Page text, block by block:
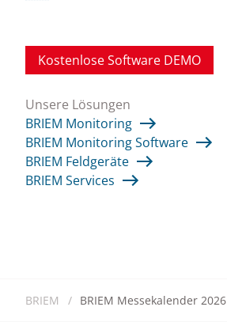
Kostenlose Software DEMO
Unsere Lösungen
BRIEM Monitoring
BRIEM Monitoring Software
BRIEM Feldgeräte
BRIEM Services
BRIEM BRIEM Messekalender 2026